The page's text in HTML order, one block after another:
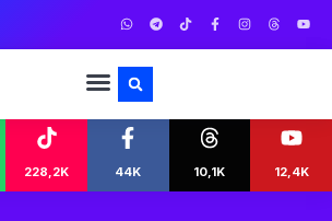
228,2K 44K 10,1K 12,4K